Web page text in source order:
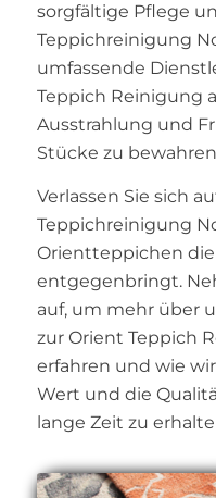
sorgfältige Pflege
Teppichreinigung
umfassende
Teppich Reinigung
Ausstrahlung und
Stücke zu
Verlassen Sie sich
Teppichreinigung
Orientteppichen
entgegenbringt.
auf, um mehr über
zur Orient Teppich
erfahren und wie
Wert und die
lange Zeit zu